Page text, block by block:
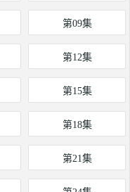
第09集
第12集
第15集
第18集
第21集